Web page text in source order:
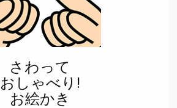
さわって
おしゃべり!
お絵かき